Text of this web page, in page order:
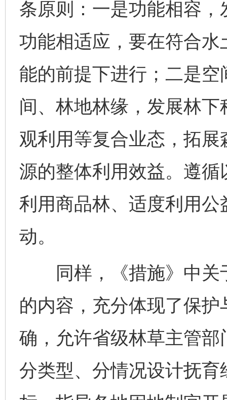
条原则：一是功能相容
功能相适应，要在符合
能的前提下进行；二是
间、林地林缘，发展林
观利用等复合业态，拓
源的整体利用效益。遵
利用商品林、适度利用
动。
同样，《措施》中关
的内容，充分体现了保
确，允许省级林草主管
分类型、分情况设计抚